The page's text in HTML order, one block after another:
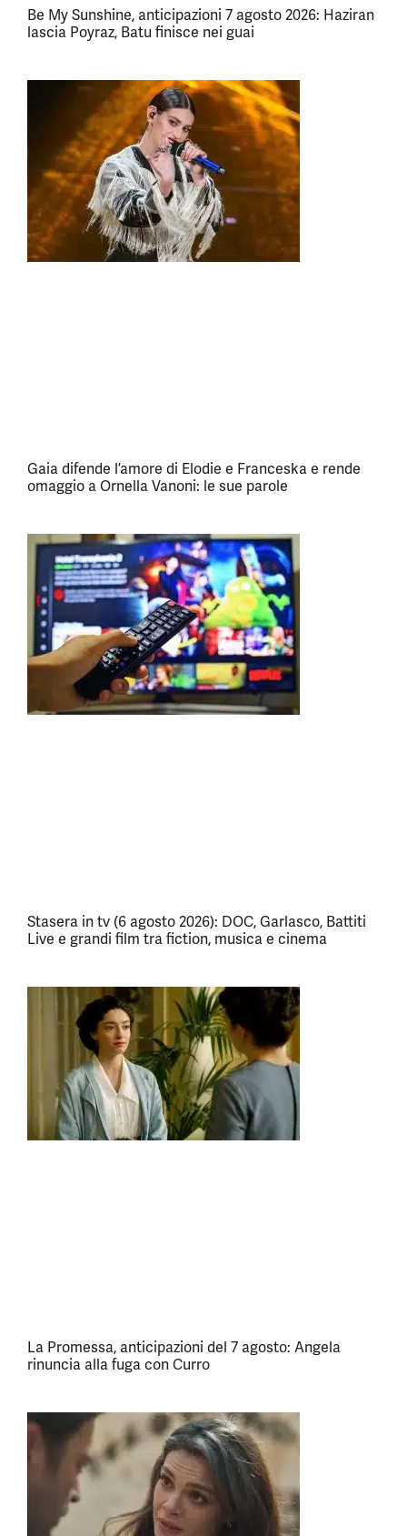
Be My Sunshine, anticipazioni 7 agosto 2026: Haziran
lascia Poyraz, Batu finisce nei guai
Gaia difende l’amore di Elodie e Franceska e rende
omaggio a Ornella Vanoni: le sue parole
Stasera in tv (6 agosto 2026): DOC, Garlasco, Battiti
Live e grandi film tra fiction, musica e cinema
La Promessa, anticipazioni del 7 agosto: Angela
rinuncia alla fuga con Curro